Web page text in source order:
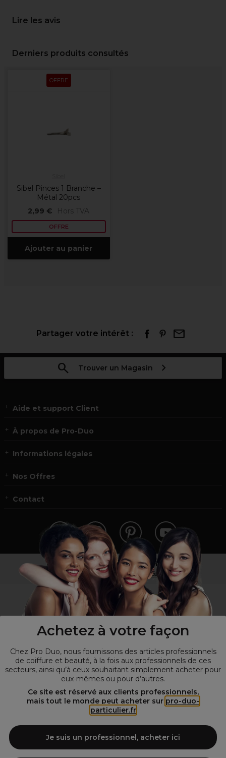
Achetez à votre façon
Chez Pro Duo, nous fournissons des articles professionnels
de coiffure et beauté, à la fois aux professionnels de ces
secteurs, ainsi qu’à ceux souhaitant simplement acheter pour
eux-mêmes ou pour d’autres.
Ce site est réservé aux clients professionnels,
mais tout le monde peut acheter sur pro-duo-
particulier.fr
Je suis un professionnel, acheter ici
Lire les avis
Derniers produits consultés
OFFRE
Sibel Pinces 1 Branche –
Métal 20pcs
2,99 €
Hors TVA
OFFRE
Ajouter au panier
Partager votre intérêt :
Trouver un Magasin
Aide et support Client
À propos de Pro-Duo
Informations légales
Nos Offres
Contact
Vous n’êtes pas un professionnel ?
Visitez notre site pour les particuliers!
Spécialiste de la coiffure et de la beauté, nous vous proposons une
large sélection de produits professionnels pour la coiffure et
Duo le fournisseur incontournable des salons de coiffure et instituts
de beauté! Notre gamme de produits s’adresse également à tous ceux
qui sont à la recherche de produits et d'accessoires de coiffure et de